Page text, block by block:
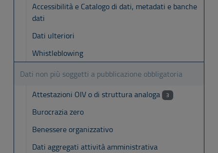
Accessibilità e Catalogo di dati, metadati e banche
dati
Dati ulteriori
Whistleblowing
Dati non più soggetti a pubblicazione obbligatoria
Attestazioni OIV o di struttura analoga
3
Burocrazia zero
Benessere organizzativo
Dati aggregati attività amministrativa